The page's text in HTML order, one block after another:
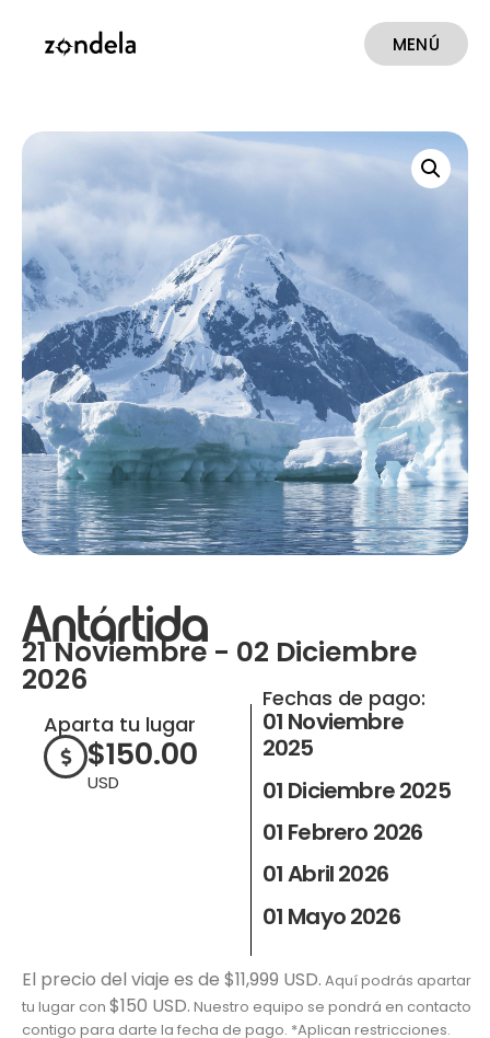
MENÚ
Antártida
21 Noviembre - 02 Diciembre
2026
Aparta tu lugar
$150.00
USD
Fechas de pago:
01 Noviembre
2025
01 Diciembre 2025
01 Febrero 2026
01 Abril 2026
01 Mayo 2026
El precio del viaje es de $11,999 USD. Aquí podrás apartar
tu lugar con $150 USD. Nuestro equipo se pondrá en contacto
contigo para darte la fecha de pago. *Aplican restricciones.